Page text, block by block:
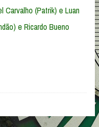
Carvalho (Patrik) e Luan
e Ricardo Bueno